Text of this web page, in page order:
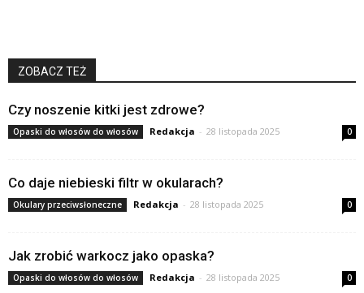
ZOBACZ TEŻ
Czy noszenie kitki jest zdrowe?
Opaski do włosów do włosów Redakcja - 28 listopada 2025 0
Co daje niebieski filtr w okularach?
Okulary przeciwsłoneczne Redakcja - 28 listopada 2025 0
Jak zrobić warkocz jako opaska?
Opaski do włosów do włosów Redakcja - 28 listopada 2025 0